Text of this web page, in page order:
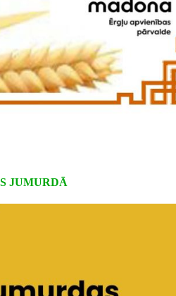
JUMURDĀ